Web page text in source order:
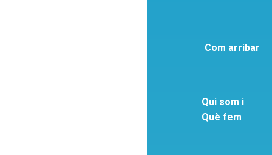
Com arribar
Qui som i
Què fem